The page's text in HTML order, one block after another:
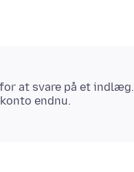
for at svare på et indlæg.
endnu.